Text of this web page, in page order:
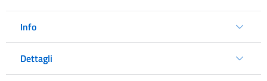
Info
Dettagli